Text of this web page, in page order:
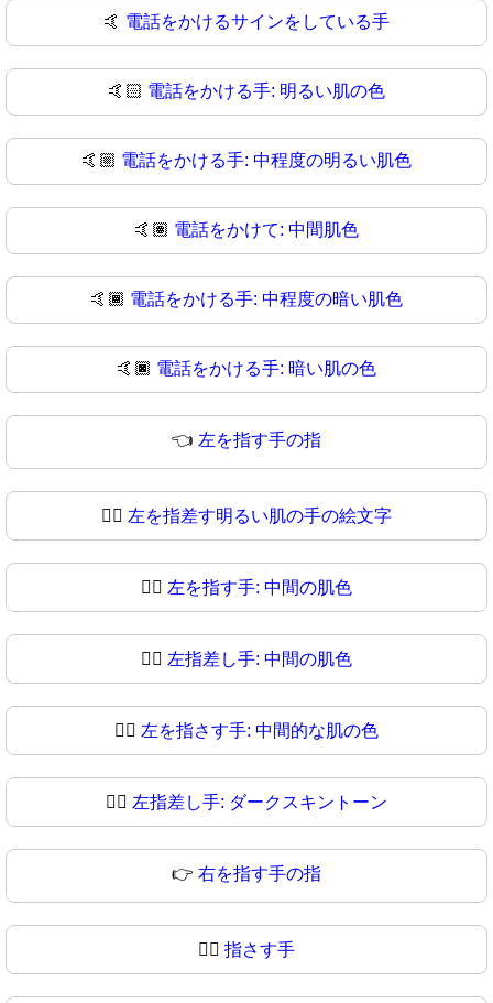
🤙 電話をかけるサインをしている手
🤙🏻 電話をかける手: 明るい肌の色
🤙🏼 電話をかける手: 中程度の明るい肌色
🤙🏽 電話をかけて: 中間肌色
🤙🏾 電話をかける手: 中程度の暗い肌色
🤙🏿 電話をかける手: 暗い肌の色
👈 左を指す手の指
👈🏻 左を指差す明るい肌の手の絵文字
👈🏼 左を指す手: 中間の肌色
👈🏽 左指差し手: 中間の肌色
👈🏾 左を指さす手: 中間的な肌の色
👈🏿 左指差し手: ダークスキントーン
👉 右を指す手の指
👉🏻 指さす手